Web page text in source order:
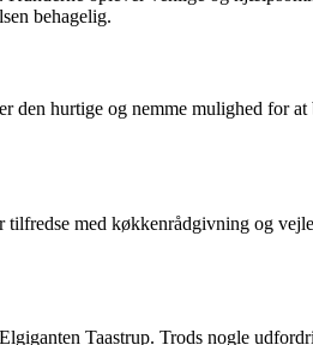
behagelig.
hurtige og nemme mulighed for
med køkkenrådgivning og
Taastrup. Trods nogle